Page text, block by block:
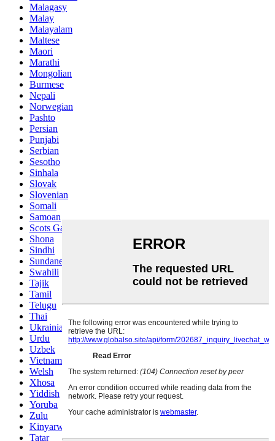
Malagasy
Malay
Malayalam
Maltese
Maori
Marathi
Mongolian
Burmese
Nepali
Norwegian
Pashto
Persian
Punjabi
Serbian
Sesotho
Sinhala
Slovak
Slovenian
Somali
Samoan
Scots Gaelic
Shona
Sindhi
Sundanese
Swahili
Tajik
Tamil
Telugu
Thai
Ukrainian
Urdu
Uzbek
Vietnamese
Welsh
Xhosa
Yiddish
Yoruba
Zulu
Kinyarwanda
Tatar